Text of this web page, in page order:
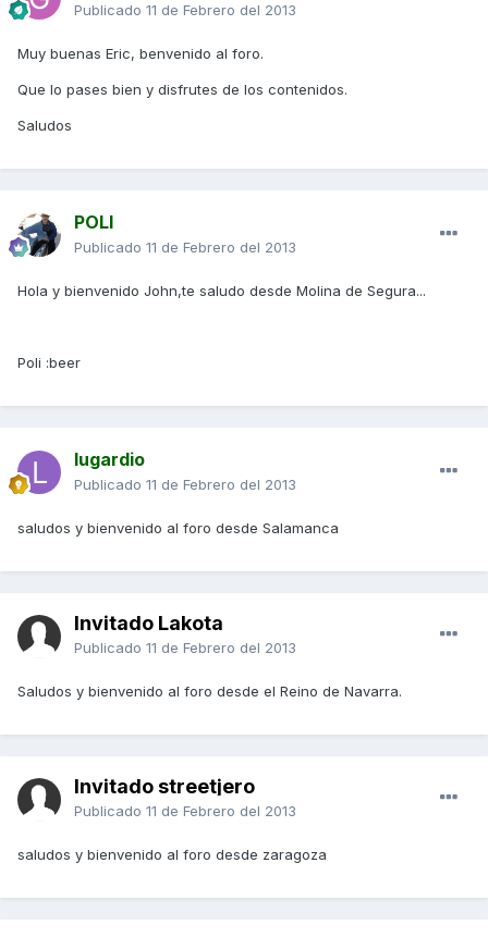
Publicado 11 de Febrero del 2013
Muy buenas Eric, benvenido al foro.
Que lo pases bien y disfrutes de los contenidos.
Saludos
POLI
Publicado 11 de Febrero del 2013
Hola y bienvenido John,te saludo desde Molina de Segura...
Poli :beer
lugardio
Publicado 11 de Febrero del 2013
saludos y bienvenido al foro desde Salamanca
Invitado Lakota
Publicado 11 de Febrero del 2013
Saludos y bienvenido al foro desde el Reino de Navarra.
Invitado streetjero
Publicado 11 de Febrero del 2013
saludos y bienvenido al foro desde zaragoza